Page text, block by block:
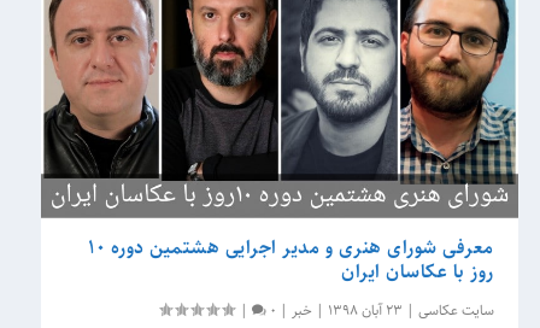
معرفی شورای هنری و مدیر اجرایی هشتمین دوره 10
روز با عکاسان ایران
سایت عکاسی | 23 آبان 1398 | خبر |
0
|